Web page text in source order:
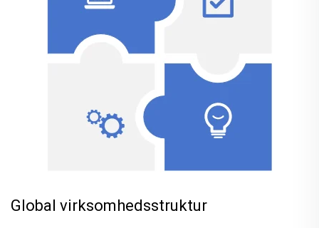
Global virksomhedsstruktur